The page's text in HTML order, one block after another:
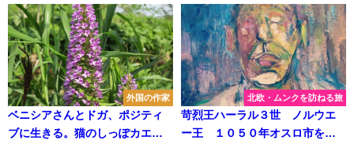
外国の作家
ベニシアさんとドガ、ポジティ
ブに生きる。猫のしっぽカエル
北欧・ムンクを訪ねる旅
苛烈王ハーラル３世 ノルウエ
ー王 １０５０年オスロ市を建